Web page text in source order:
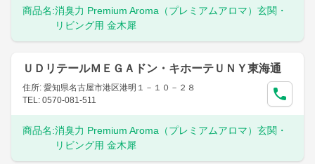
商品名:消臭力 Premium Aroma（プレミアムアロマ）玄関・
リビング用 金木犀
ＵＤリテールＭＥＧＡドン・キホーテＵＮＹ東海通
住所: 愛知県名古屋市港区港明１－１０－２８
TEL: 0570-081-511
商品名:消臭力 Premium Aroma（プレミアムアロマ）玄関・
リビング用 金木犀